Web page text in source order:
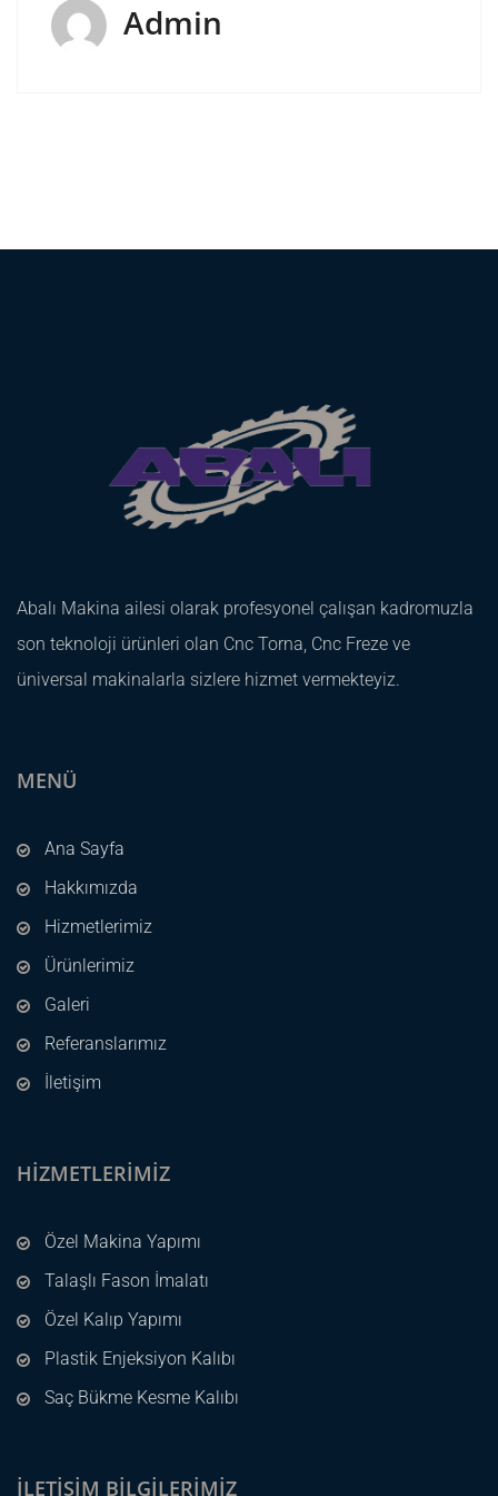
Admin
Abalı Makina ailesi olarak profesyonel çalışan kadromuzla
son teknoloji ürünleri olan Cnc Torna, Cnc Freze ve
üniversal makinalarla sizlere hizmet vermekteyiz.
MENÜ
Ana Sayfa
Hakkımızda
Hizmetlerimiz
Ürünlerimiz
Galeri
Referanslarımız
İletişim
HIZMETLERIMIZ
Özel Makina Yapımı
Talaşlı Fason İmalatı
Özel Kalıp Yapımı
Plastik Enjeksiyon Kalıbı
Saç Bükme Kesme Kalıbı
İLETIŞIM BILGILERIMIZ